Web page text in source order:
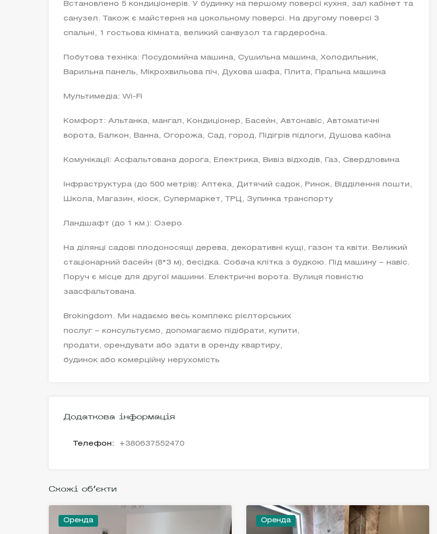
Встановлено 5 кондиціонерів. У будинку на першому поверсі кухня, зал кабінет та
санузел. Також є майстерня на цокольному поверсі. На другому поверсі 3
спальні, 1 гостьова кімната, великий санвузол та гардеробна.
Побутова техніка: Посудомийна машина, Сушильна машина, Холодильник,
Варильна панель, Мікрохвильова піч, Духова шафа, Плита, Пральна машина
Мультимедіа: Wi-Fi
Комфорт: Альтанка, мангал, Кондиціонер, Басейн, Автонавіс, Автоматичні
ворота, Балкон, Ванна, Огорожа, Сад, город, Підігрів підлоги, Душова кабіна
Комунікації: Асфальтована дорога, Електрика, Вивіз відходів, Газ, Свердловина
Інфраструктура (до 500 метрів): Аптека, Дитячий садок, Ринок, Відділення пошти,
Школа, Магазин, кіоск, Супермаркет, ТРЦ, Зупинка транспорту
Ландшафт (до 1 км.): Озеро
На ділянці садові плодоносящі дерева, декоративні кущі, газон та квіти. Великий
стаціонарний басейн (8*3 м), бесідка. Собача клітка з будкою. Під машину – навіс.
Поруч є місце для другої машини. Електричні ворота. Вулиця повністю
заасфальтована.
Brokingdom. Ми надаємо весь комплекс рієлторських
послуг – консультуємо, допомагаємо підібрати, купити,
продати, орендувати або здати в оренду квартиру,
будинок або комерційну нерухомість
Додаткова інформація
Телефон: +380637552470
Схожі об'єкти
Оренда Оренда